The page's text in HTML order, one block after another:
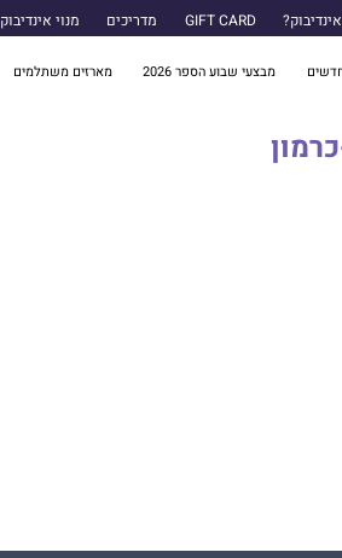
GIFT CARD מדריכים מנוי אינדיבוק
מבצעי שבוע הספר 2026 מארזים משתלמים